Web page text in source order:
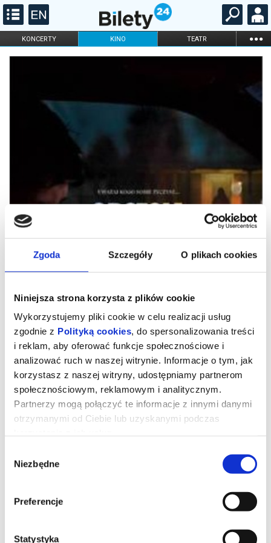
Zgoda Szczegóły O plikach cookies
Niniejsza strona korzysta z plików cookie
Wykorzystujemy pliki cookie w celu realizacji usług
zgodnie z Polityką cookies, do spersonalizowania treści
i reklam, aby oferować funkcje społecznościowe i
analizować ruch w naszej witrynie. Informacje o tym, jak
korzystasz z naszej witryny, udostępniamy partnerom
społecznościowym, reklamowym i analitycznym.
Partnerzy mogą połączyć te informacje z innymi danymi
otrzymanymi od Ciebie lub uzyskanymi podczas
zgody
Niezbędne
Preferencje
Statystyka
KONCERTY KINO TEATR ...
FILHARMONIA OPERA I BALET
OBSESJA - 2D NAP
postanawia spełnić swoje marzenie za pomocą taniej zabawki
spełniające życzenia „One Wish Willow”. Zabawka naprawdę